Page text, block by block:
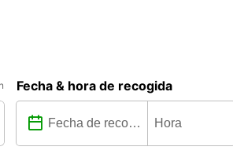
Fecha & hora de recogida